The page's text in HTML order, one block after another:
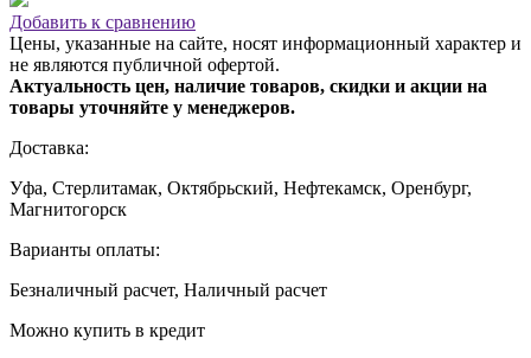
Добавить к сравнению
Цены, указанные на сайте, носят информационный характер и
не являются публичной офертой.
Актуальность цен, наличие товаров, скидки и акции на
товары уточняйте у менеджеров.
Доставка:
Уфа, Стерлитамак, Октябрьский, Нефтекамск, Оренбург,
Магнитогорск
Варианты оплаты:
Безналичный расчет, Наличный расчет
Можно купить в кредит